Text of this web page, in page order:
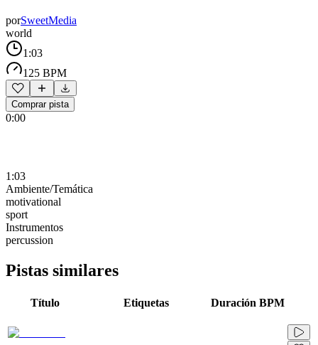
porSweetMedia
world
1:03
125 BPM
Comprar pista
0:00
1:03
Ambiente/Temática
motivational
sport
Instrumentos
percussion
Pistas similares
Título Etiquetas Duración BPM